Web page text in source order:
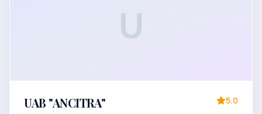
U
UAB "ANCITRA" 5.0